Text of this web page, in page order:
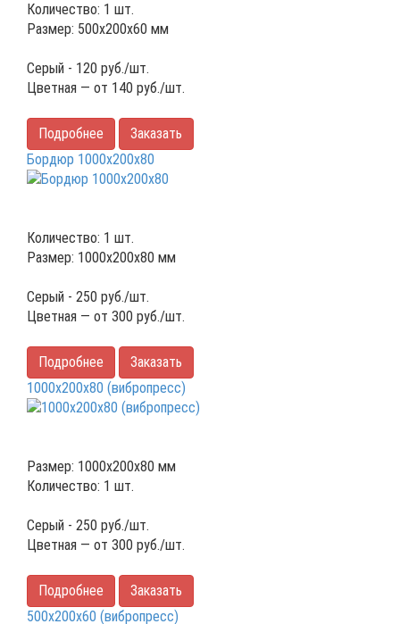
Количество: 1 шт.
Размер: 500х200х60 мм
Серый - 120 руб./шт.
Цветная — от 140 руб./шт.
Подробнее
Заказать
Бордюр 1000х200х80
Количество: 1 шт.
Размер: 1000х200х80 мм
Серый - 250 руб./шт.
Цветная — от 300 руб./шт.
Подробнее
Заказать
1000х200х80 (вибропресс)
Размер: 1000х200х80 мм
Количество: 1 шт.
Серый - 250 руб./шт.
Цветная — от 300 руб./шт.
Подробнее
Заказать
500х200х60 (вибропресс)